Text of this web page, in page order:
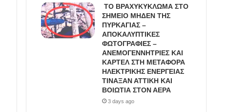
ΤΟ ΒΡΑΧΥΚΥΚΛΩΜΑ ΣΤΟ
ΣΗΜΕΙΟ ΜΗΔΕΝ ΤΗΣ
ΠΥΡΚΑΓΙΑΣ –
ΑΠΟΚΑΛΥΠΤΙΚΕΣ
ΦΩΤΟΓΡΑΦΙΕΣ –
ΑΝΕΜΟΓΕΝΝΗΤΡΙΕΣ ΚΑΙ
ΚΑΡΤΕΛ ΣΤΗ ΜΕΤΑΦΟΡΑ
ΗΛΕΚΤΡΙΚΗΣ ΕΝΕΡΓΕΙΑΣ
ΤΙΝΑΞΑΝ ΑΤΤΙΚΗ ΚΑΙ
ΒΟΙΩΤΙΑ ΣΤΟΝ ΑΕΡΑ
3 days ago